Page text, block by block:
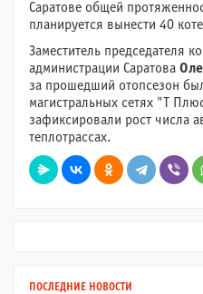
Саратове общей
планируется вынести 40
Заместитель председателя
администрации Саратова
за прошедший отопсезон
магистральных сетях "Т
зафиксировали рост числа
теплотрассах.
ПОСЛЕДНИЕ НОВОСТИ